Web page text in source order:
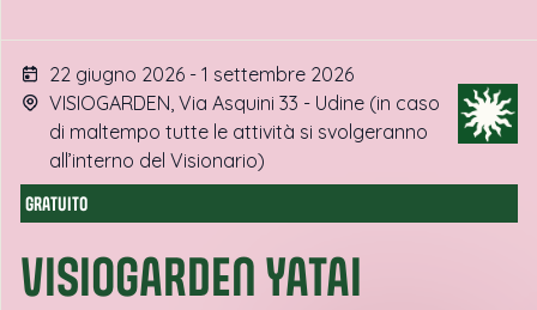
22 giugno 2026 - 1 settembre 2026
VISIOGARDEN, Via Asquini 33 - Udine (in caso
di maltempo tutte le attività si svolgeranno
all’interno del Visionario)
GRATUITO
VISIOGARDEN YATAI